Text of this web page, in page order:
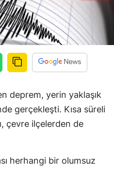
deprem, yerin yaklaşık
gerçekleşti. Kısa süreli
çevre ilçelerden de
herhangi bir olumsuz